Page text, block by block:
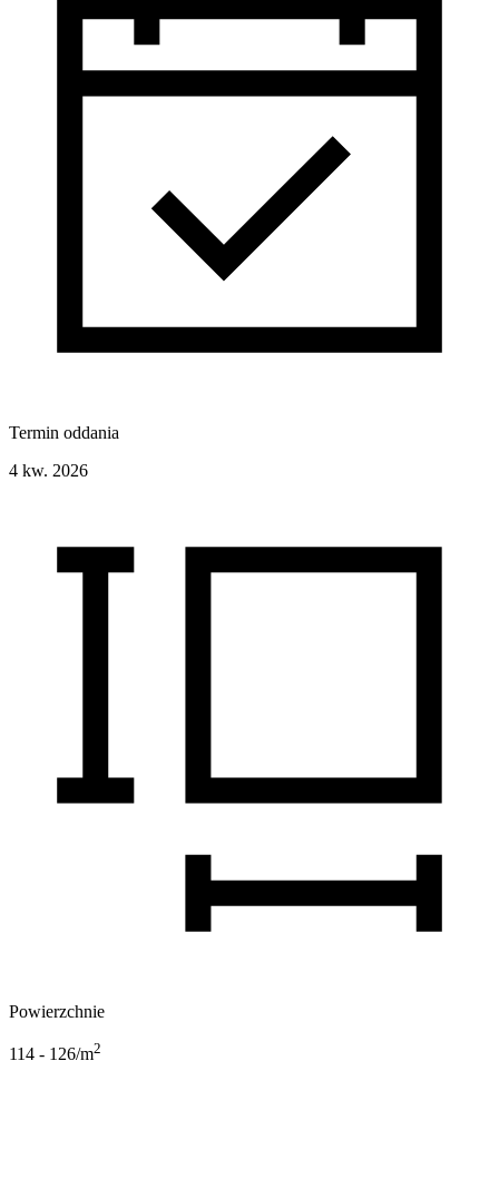
Termin oddania
4 kw. 2026
Powierzchnie
114 - 126/m2